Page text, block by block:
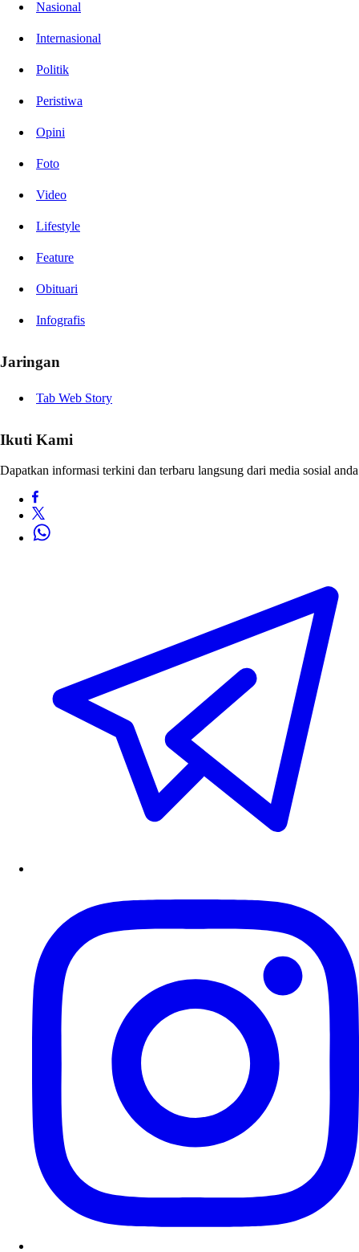
Nasional
Internasional
Politik
Peristiwa
Opini
Foto
Video
Lifestyle
Feature
Obituari
Infografis
Jaringan
Tab Web Story
Ikuti Kami
Dapatkan informasi terkini dan terbaru langsung dari media sosial anda